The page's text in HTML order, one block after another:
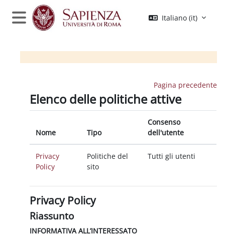
Vai al contenuto principale
Pannello laterale
Italiano ‎(it)‎
Pagina precedente
Elenco delle politiche attive
Nome Tipo
Consenso
dell'utente
Privacy
Policy
Politiche del
sito
Tutti gli utenti
Privacy Policy
Riassunto
INFORMATIVA ALL’INTERESSATO